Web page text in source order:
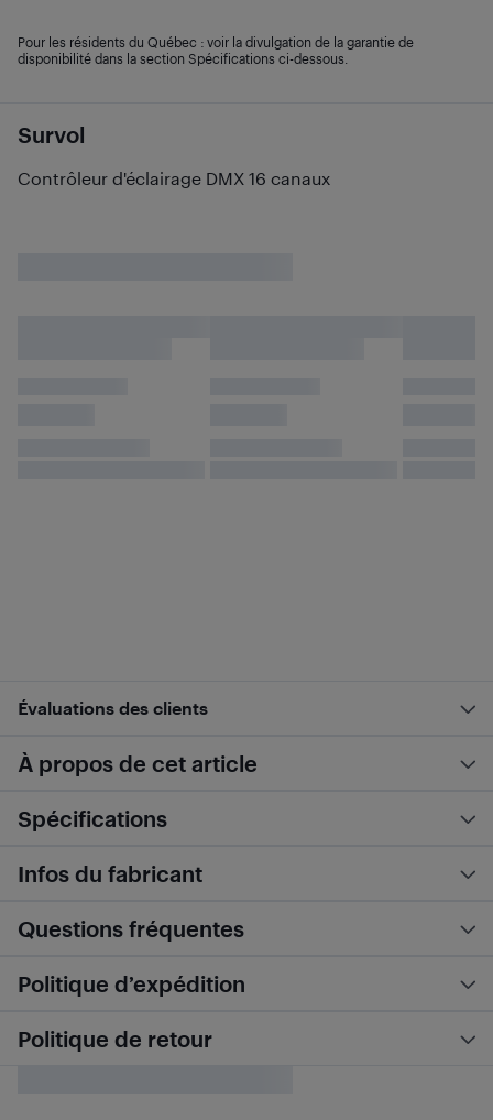
Survol
Contrôleur d'éclairage DMX 16 canaux
Pour les résidents du Québec : voir la divulgation de la garantie de
disponibilité dans la section Spécifications ci-dessous.
Évaluations des clients
À propos de cet article
Spécifications
Infos du fabricant
Questions fréquentes
Politique d’expédition
Politique de retour